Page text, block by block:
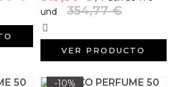
und
354,77 €
VER PRODUCTO
-10%